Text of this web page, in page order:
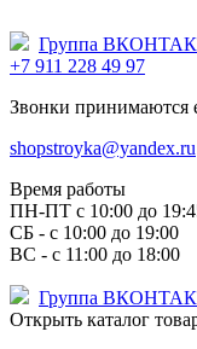
Группа
+7 911 228 49 97
Звонки принимаются
shopstroyka@yandex.ru
Время работы
ПН-ПТ c 10:00 до
СБ - с 10:00 до 19:00
ВС - с 11:00 до 18:00
Группа
Открыть каталог